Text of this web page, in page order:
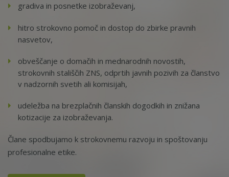
gradiva in posnetke izobraževanj,
hitro strokovno pomoč in dostop do zbirke pravnih
nasvetov,
obveščanje o domačih in mednarodnih novostih,
strokovnih stališčih ZNS, odprtih javnih pozivih za članstvo
v nadzornih svetih ali komisijah,
udeležba na brezplačnih članskih dogodkih in znižana
kotizacije za izobraževanja.
Člane spodbujamo k strokovnemu razvoju in spoštovanju
profesionalne etike.